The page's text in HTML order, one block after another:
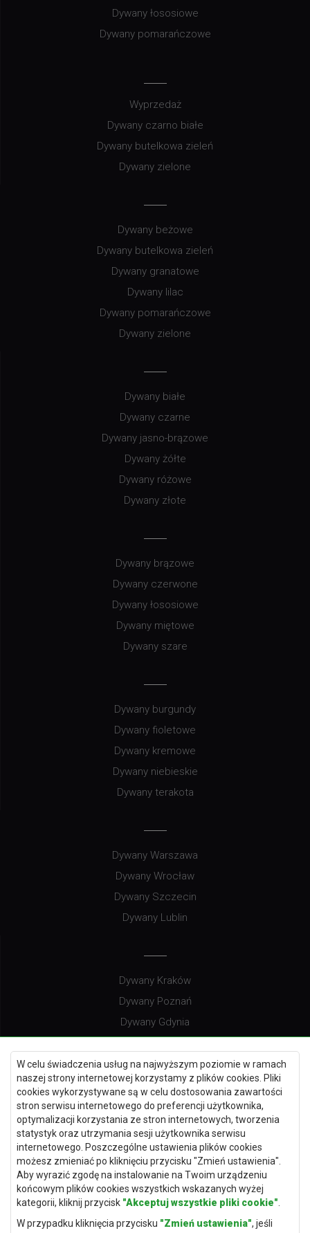
W celu świadczenia usług na najwyższym poziomie w ramach
naszej strony internetowej korzystamy z plików cookies. Pliki
cookies wykorzystywane są w celu dostosowania zawartości
stron serwisu internetowego do preferencji użytkownika,
optymalizacji korzystania ze stron internetowych, tworzenia
statystyk oraz utrzymania sesji użytkownika serwisu
internetowego. Poszczególne ustawienia plików cookies
możesz zmieniać po kliknięciu przycisku "Zmień ustawienia".
Aby wyrazić zgodę na instalowanie na Twoim urządzeniu
końcowym plików cookies wszystkich wskazanych wyżej
kategorii, kliknij przycisk "Akceptuj wszystkie pliki cookie"
W przypadku kliknięcia przycisku "Zmień ustawienia", jeśli
Dywany łososiowe
Dywany pomarańczowe
Wyprzedaż
Dywany czarno białe
Dywany butelkowa zieleń
Dywany zielone
Dywany beżowe
Dywany butelkowa zieleń
Dywany granatowe
Dywany lilac
Dywany pomarańczowe
Dywany zielone
Dywany białe
Dywany czarne
Dywany jasno-brązowe
Dywany żółte
Dywany różowe
Dywany złote
Dywany brązowe
Dywany czerwone
Dywany łososiowe
Dywany miętowe
Dywany szare
Dywany burgundy
Dywany fioletowe
Dywany kremowe
Dywany niebieskie
Dywany terakota
Dywany Warszawa
Dywany Wrocław
Dywany Szczecin
Dywany Lublin
Dywany Kraków
Dywany Poznań
Dywany Gdynia
Dywany Kielce
Dywany Gdańsk
Dywany Toruń
Dywany Bydgoszcz